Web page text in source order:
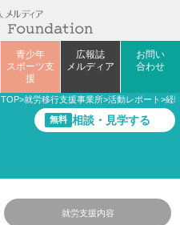
青少年
スポーツ支
援
広報誌
メルディア
お問い
合わせ
TOP>就労移行支援事業所>活動レポート>経
無料 相談・見学する
就労支援内容